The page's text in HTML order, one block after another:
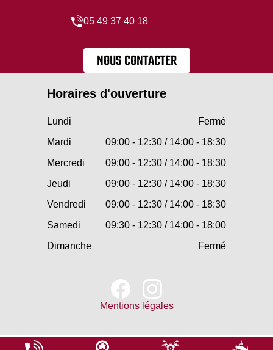
05 49 37 40 18
NOUS CONTACTER
Horaires d'ouverture
Lundi
Fermé
Mardi
09:00 - 12:30 / 14:00 - 18:30
Mercredi
09:00 - 12:30 / 14:00 - 18:30
Jeudi
09:00 - 12:30 / 14:00 - 18:30
Vendredi
09:00 - 12:30 / 14:00 - 18:30
Samedi
09:30 - 12:30 / 14:00 - 18:00
Dimanche
Fermé
Mentions légales